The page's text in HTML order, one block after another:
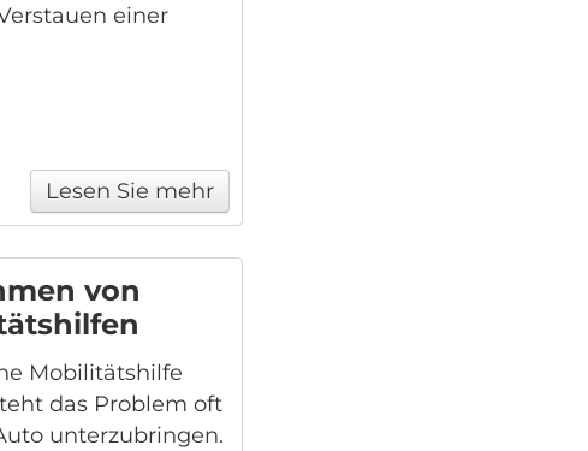
einer
Lesen Sie mehr
von
Mobilitätshilfe
das Problem oft
unterzubringen.